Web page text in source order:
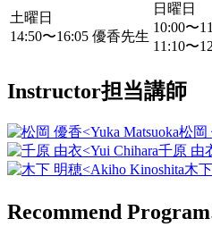
土曜日
14:50〜16:05 優香先生
日曜日
10:00〜
11:10〜
Instructor担当講師
Yuka Matsuoka松岡
Yui Chihara千原 由
Akiho Kinoshita木
Recommend Program